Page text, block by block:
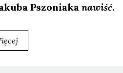
Pszo­nia­kanawiść.